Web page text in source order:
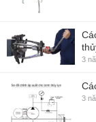
3
3